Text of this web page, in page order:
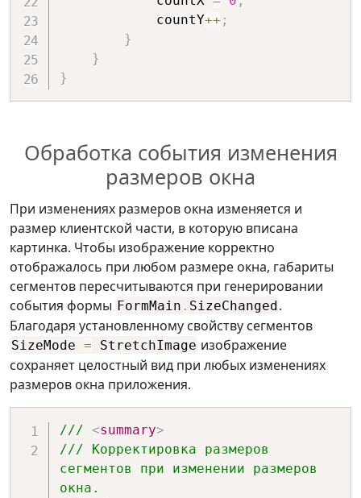
            countY
++ ;
}
}
}
Обработка события изменения
размеров окна
При изменениях размеров окна изменяется и
размер клиентской части, в которую вписана
картинка. Чтобы изображение корректно
отображалось при любом размере окна, габариты
сегментов пересчитываются при генерировании
события формы FormMain . SizeChanged.
Благодаря установленному свойству сегментов
SizeMode = StretchImage изображение
сохраняет целостный вид при любых изменениях
размеров окна приложения.
/// <summary>
/// Корректировка размеров
сегментов при изменении размеров
окна.